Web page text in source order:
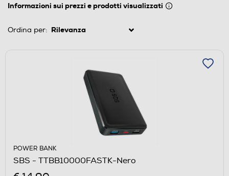
Informazioni sui prezzi e prodotti visualizzati
Ordina per:
POWER BANK
SBS - TTBB10000FASTK-Nero